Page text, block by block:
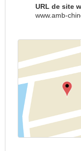
URL de site
www.amb-